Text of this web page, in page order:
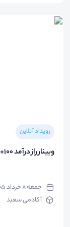
رویداد آنلاین
وبینار راز درآمد 100+ میلیونی از بله در 21 روز
جمعه ۸ خرداد ۱۴۰۵ - ۰۷:۳۰
آکادمی سعید